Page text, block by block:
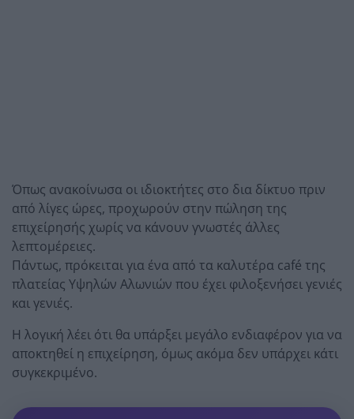
Όπως ανακοίνωσα οι ιδιοκτήτες στο δια δίκτυο πριν
από λίγες ώρες, προχωρούν στην πώληση της
επιχείρησής χωρίς να κάνουν γνωστές άλλες
λεπτομέρειες.
Πάντως, πρόκειται για ένα από τα καλυτέρα café της
πλατείας Υψηλών Αλωνιών που έχει φιλοξενήσει γενιές
και γενιές.
Η λογική λέει ότι θα υπάρξει μεγάλο ενδιαφέρον για να
αποκτηθεί η επιχείρηση, όμως ακόμα δεν υπάρχει κάτι
συγκεκριμένο.